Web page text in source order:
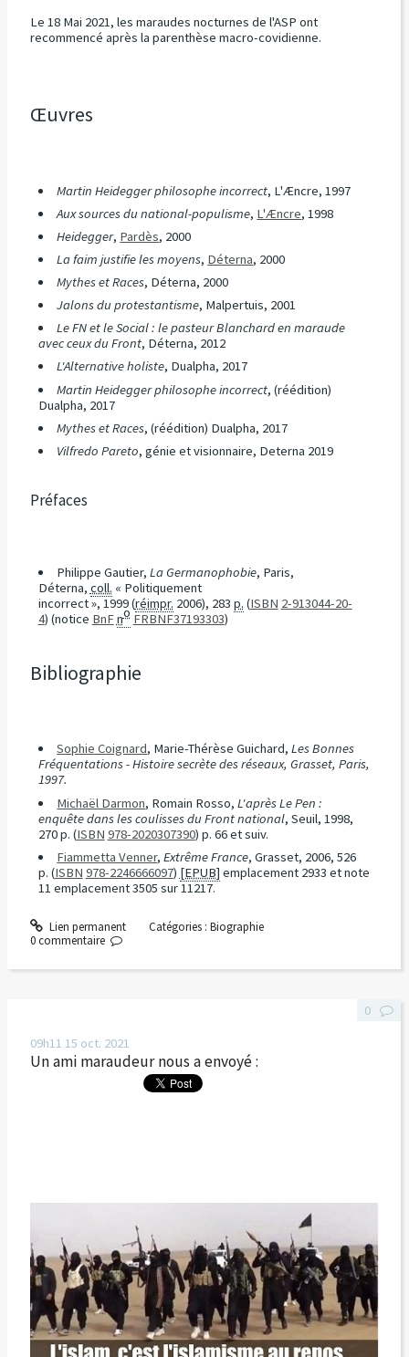
Le 18 Mai 2021, les maraudes nocturnes de l'ASP ont
recommencé après la parenthèse macro-covidienne.
Œuvres
Martin Heidegger philosophe incorrect, L'Æncre, 1997
Aux sources du national-populisme, L'Æncre, 1998
Heidegger, Pardès, 2000
La faim justifie les moyens, Déterna, 2000
Mythes et Races, Déterna, 2000
Jalons du protestantisme, Malpertuis, 2001
Le FN et le Social : le pasteur Blanchard en maraude
avec ceux du Front, Déterna, 2012
L'Alternative holiste, Dualpha, 2017
Martin Heidegger philosophe incorrect, (réédition)
Dualpha, 2017
Mythes et Races, (réédition) Dualpha, 2017
Vilfredo Pareto, génie et visionnaire, Deterna 2019
Préfaces
Philippe Gautier,La Germanophobie, Paris,
Déterna, coll. « Politiquement
incorrect », 1999(réimpr. 2006), 283 p. (ISBN 2-913044-20-
4) (notice BnFno FRBNF37193303)
Bibliographie
Sophie Coignard, Marie-Thérèse Guichard,Les Bonnes
Fréquentations - Histoire secrète des réseaux, Grasset, Paris,
1997.
Michaël Darmon, Romain Rosso,L'après Le Pen :
enquête dans les coulisses du Front national, Seuil, 1998,
270 p. (ISBN 978-2020307390) p. 66 et suiv.
Fiammetta Venner,Extrême France, Grasset, 2006, 526
p. (ISBN 978-2246666097) [EPUB] emplacement 2933 et note
11 emplacement 3505 sur 11217.
Lien permanent Catégories : Biographie
0 commentaire
09h11 15 oct. 2021
Un ami maraudeur nous a envoyé :
0